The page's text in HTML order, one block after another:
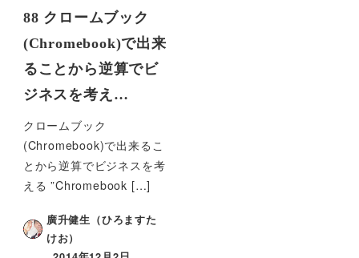
88 クロームブック
(Chromebook)で出来
ることから逆算でビ
ジネスを考え…
クロームブック
(Chromebook)で出来るこ
とから逆算でビジネスを考
える ”Chromebook […]
廣升健生（ひろますた
けお）